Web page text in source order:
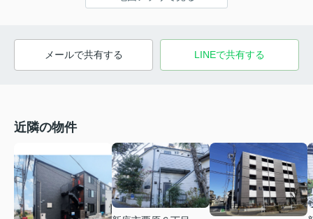
メールで共有する LINEで共有する
近隣の物件